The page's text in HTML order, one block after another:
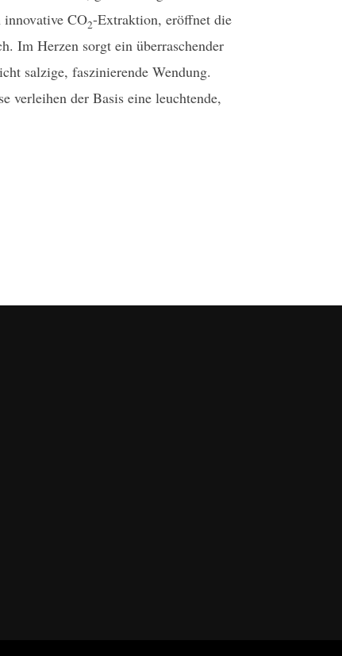
innovative CO2-Extraktion, eröffnet die
Im Herzen sorgt ein überraschender
salzige, faszinierende Wendung.
verleihen der Basis eine leuchtende,